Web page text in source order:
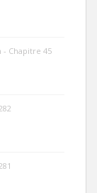
- Chapitre 45